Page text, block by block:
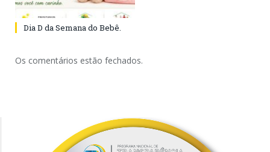
Dia D da Semana do Bebê.
Os comentários estão fechados.